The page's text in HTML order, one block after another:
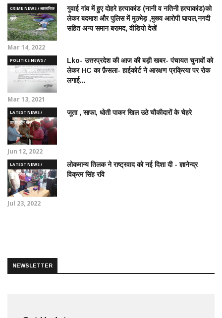
CRIME NEWS / आपराधिक
ख़बरे
गुवाई गांव में हुए दोहरे हत्याकांड (नानी व नतिनी हत्याकांड)को
लेकर बदमाश और पुलिस में मुठभेड़ ,मुख्य आरोपी घायल,नगदी
सहित अन्य समान बरामद, वीडियो देखें
Mar 14, 2022
POLITICS NEWS /
राजनीतिक समाचार
Lko- उत्तरप्रदेश की आज की बड़ी खबर- पंचायत चुनावों को
लेकर HC का फ़ैसला- हाईकोर्ट ने आरक्षण प्रक्रिया पर रोक
लगाई...
Mar 13, 2021
LATEST NEWS /
ताज़ातरीन खबरें
जूता , साफा, धोती पाकर खिल उठे चौकीदारों के चेहरे
Jun 12, 2022
LATEST NEWS /
ताज़ातरीन खबरें
लोकमान्य तिलक ने राष्ट्रवाद को नई दिशा दी - ज्ञानेन्द्र
विक्रम सिंह रवि
Jul 23, 2022
NEWSLETTER